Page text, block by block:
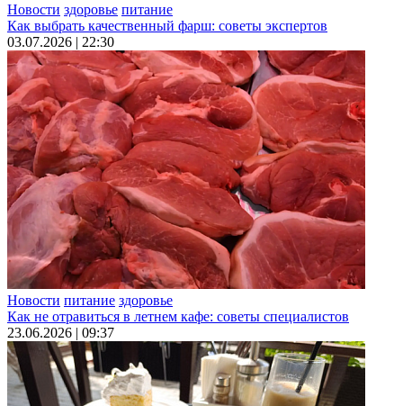
Новости здоровье питание
Как выбрать качественный фарш: советы экспертов
03.07.2026 | 22:30
Новости питание здоровье
Как не отравиться в летнем кафе: советы специалистов
23.06.2026 | 09:37